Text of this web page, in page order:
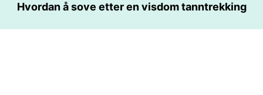
Helsebransjen Psykisk Helse Folkehelse Og
Sikkerhet Kirurgi Og Prosedyrer Helse
Hvordan å sove etter en visdom tanntrekking